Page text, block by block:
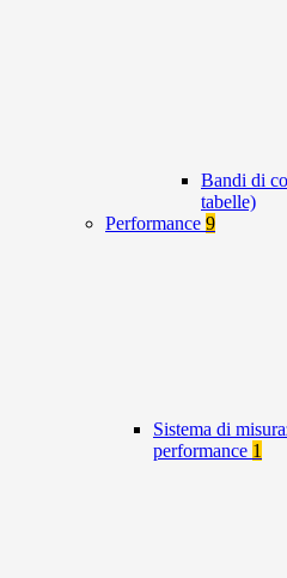
Bandi di
tabelle)
Performance 9
Sistema di
performance 1